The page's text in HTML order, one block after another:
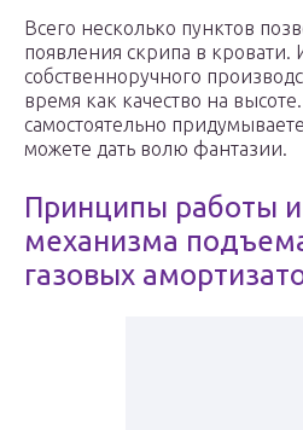
Всего несколько пунктов
появления скрипа в кровати.
собственноручного
время как качество на
самостоятельно
можете дать волю фантазии.
Принципы работы
механизма
газовых